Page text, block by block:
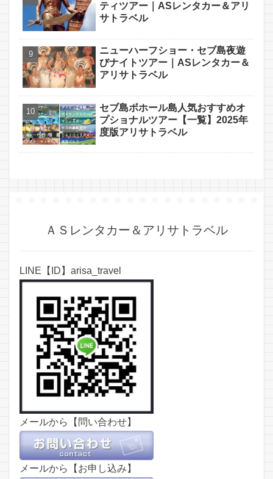
ティツアー｜ASレンタカー＆アリ
サトラベル
ニューハーフショー・セブ島夜遊
びナイトツアー｜ASレンタカー＆
アリサトラベル
セブ島ボホール島人気おすすめオ
プショナルツアー【一覧】2025年
度版アリサトラベル
ＡＳレンタカー＆アリサトラベル
LINE【ID】arisa_travel
メールから【問い合わせ】
メールから【お申し込み】